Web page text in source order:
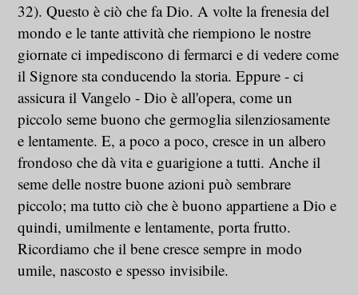
32). Questo è ciò che fa Dio. A volte la frenesia del
mondo e le tante attività che riempiono le nostre
giornate ci impediscono di fermarci e di vedere come
il Signore sta conducendo la storia. Eppure - ci
assicura il Vangelo - Dio è all'opera, come un
piccolo seme buono che germoglia silenziosamente
e lentamente. E, a poco a poco, cresce in un albero
frondoso che dà vita e guarigione a tutti. Anche il
seme delle nostre buone azioni può sembrare
piccolo; ma tutto ciò che è buono appartiene a Dio e
quindi, umilmente e lentamente, porta frutto.
Ricordiamo che il bene cresce sempre in modo
umile, nascosto e spesso invisibile.